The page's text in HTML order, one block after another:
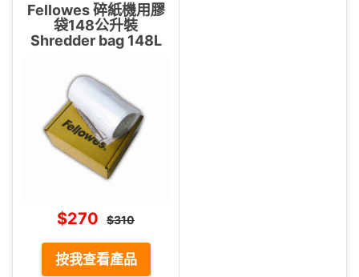
Fellowes 碎紙機用膠
袋148公升裝
Shredder bag 148L
$270 $310
按我查看產品